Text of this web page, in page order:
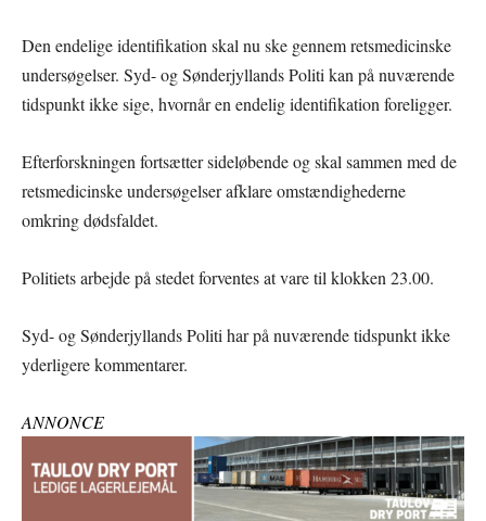
Den endelige identifikation skal nu ske gennem retsmedicinske
undersøgelser. Syd- og Sønderjyllands Politi kan på nuværende
tidspunkt ikke sige, hvornår en endelig identifikation foreligger.
Efterforskningen fortsætter sideløbende og skal sammen med de
retsmedicinske undersøgelser afklare omstændighederne
omkring dødsfaldet.
Politiets arbejde på stedet forventes at vare til klokken 23.00.
Syd- og Sønderjyllands Politi har på nuværende tidspunkt ikke
yderligere kommentarer.
ANNONCE